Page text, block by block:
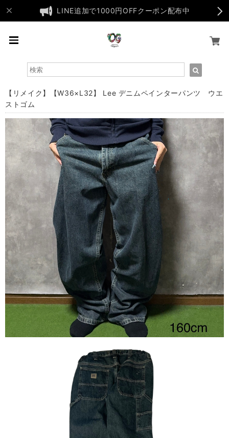
LINE追加で1000円OFFクーポン配布中
【リメイク】【W36×L32】 Lee デニムペインターパンツ ウエ
ストゴム